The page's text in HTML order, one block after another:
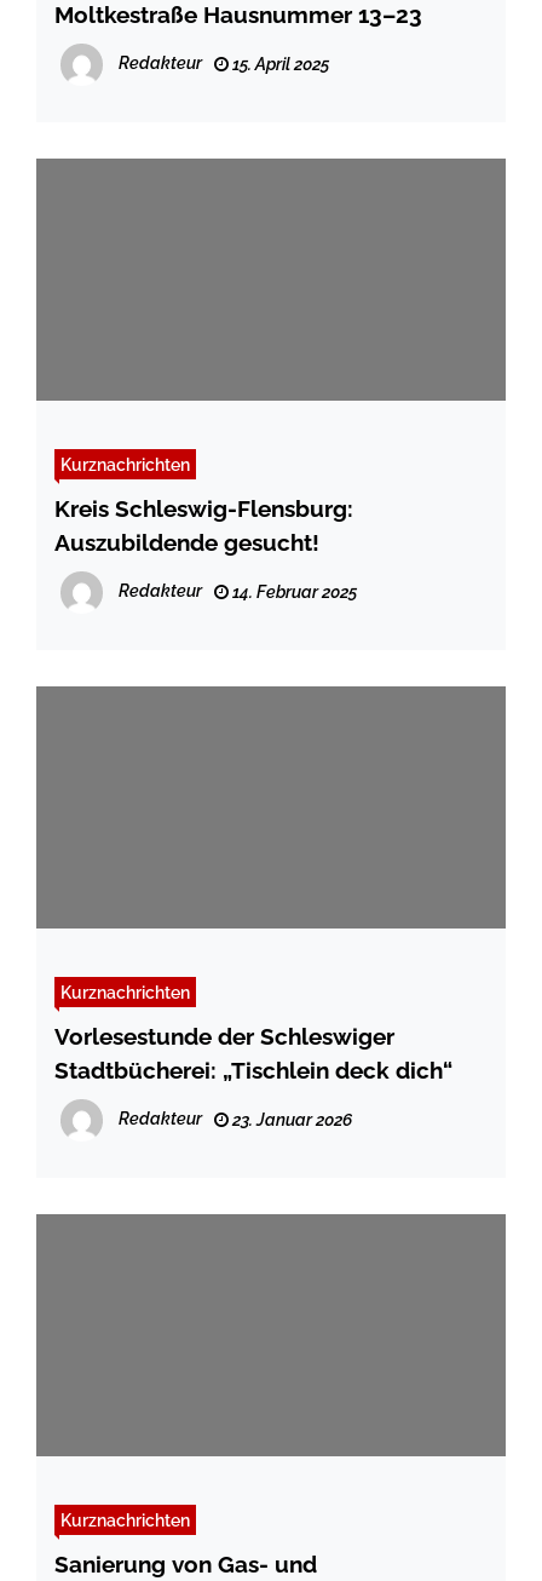
Moltkestraße Hausnummer 13–23
Redakteur 15. April 2025
Kurznachrichten
Kreis Schleswig-Flensburg:
Auszubildende gesucht!
Redakteur 14. Februar 2025
Kurznachrichten
Vorlesestunde der Schleswiger
Stadtbücherei: „Tischlein deck dich“
Redakteur 23. Januar 2026
Kurznachrichten
Sanierung von Gas- und